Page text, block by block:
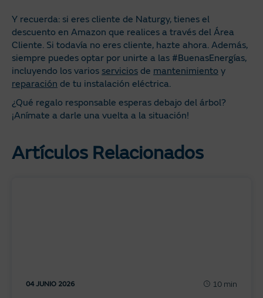
Y recuerda: si eres cliente de Naturgy, tienes el
descuento en Amazon que realices a través del Área
Cliente. Si todavía no eres cliente, hazte ahora. Además,
siempre puedes optar por unirte a las #BuenasEnergías,
incluyendo los varios servicios de mantenimiento y
reparación de tu instalación eléctrica.
¿Qué regalo responsable esperas debajo del árbol?
¡Anímate a darle una vuelta a la situación!
Artículos Relacionados
04 JUNIO 2026 10 min